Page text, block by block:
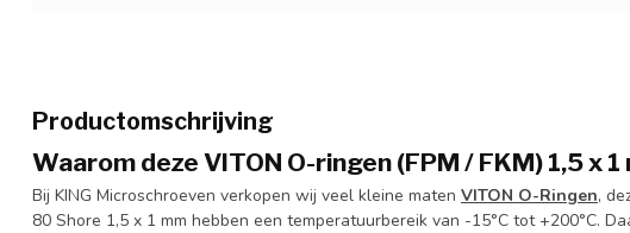
Productomschrijving
Waarom deze VITON O-ringen (FPM / FKM) 1,5 x
Bij KING Microschroeven verkopen wij veel kleine maten VITON O-Ringen,
80 Shore 1,5 x 1 mm hebben een temperatuurbereik van -15°C tot +200°C.